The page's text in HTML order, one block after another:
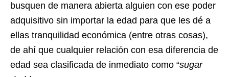
busquen de manera abierta alguien con ese poder
adquisitivo sin importar la edad para que les dé a
ellas tranquilidad económica (entre otras cosas),
de ahí que cualquier relación con esa diferencia de
edad sea clasificada de inmediato como “sugar